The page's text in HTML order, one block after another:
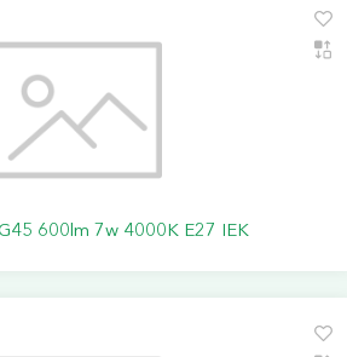
600lm 7w 4000K E27 IEK